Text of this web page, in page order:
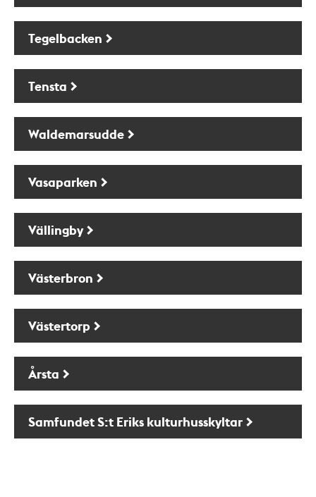
Tegelbacken
Tensta
Waldemarsudde
Vasaparken
Vällingby
Västerbron
Västertorp
Årsta
Samfundet S:t Eriks kulturhusskyltar